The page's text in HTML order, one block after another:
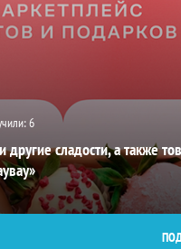
6
сладости, а также